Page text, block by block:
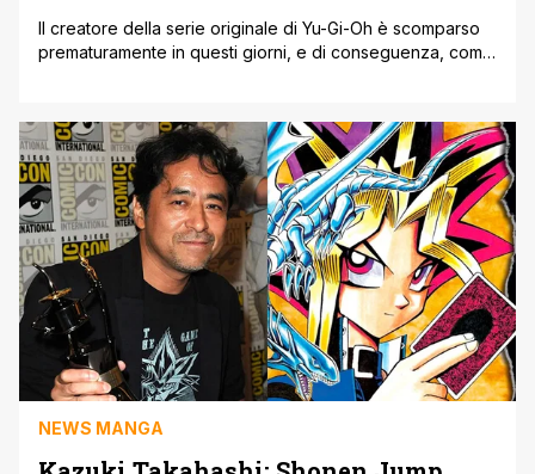
Il creatore della serie originale di Yu-Gi-Oh è scomparso
prematuramente in questi giorni, e di conseguenza, come
accennato in precedenza, l'autore della storia Kazuki
Takahashi è morto all'età di 60 anni dopo essere stato
ritrovato al largo di Okinawa, [']
NEWS MANGA